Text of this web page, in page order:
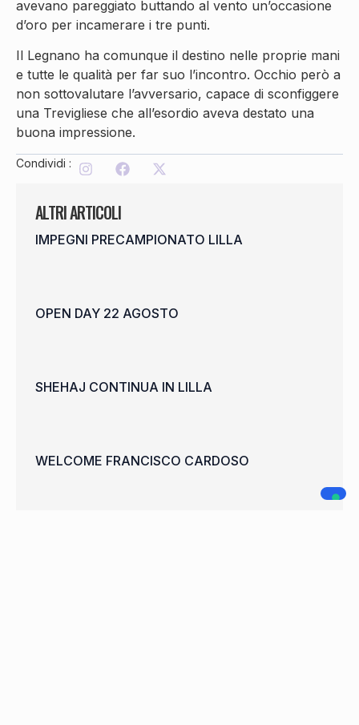
ALTRI ARTICOLI
IMPEGNI PRECAMPIONATO LILLA
OPEN DAY 22 AGOSTO
SHEHAJ CONTINUA IN LILLA
WELCOME FRANCISCO CARDOSO
avevano pareggiato buttando al vento un’occasione
d’oro per incamerare i tre punti.
Il Legnano ha comunque il destino nelle proprie mani
e tutte le qualità per far suo l’incontro. Occhio però a
non sottovalutare l’avversario, capace di sconfiggere
una Trevigliese che all’esordio aveva destato una
buona impressione.
Condividi :